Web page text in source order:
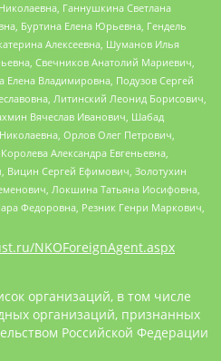
Ганнушкина Светлана
Буртина Елена Юрьевна, Гендель
Алексеевна, Шуманов Илья
Свечников Анатолий Мариевич,
Владимировна, Подузов Сергей
Литинский Леонид Борисович,
Вячеслав Иванович, Шабад
Орлов Олег Петрович,
Александра Евгеньевна,
Вицин Сергей Ефимович, Золотухин
Локшина Татьяна Иосифовна,
Федоровна, Резник Генри Маркович,
NKOForeignAgent.aspx
организаций, в том числе
организаций, признанных
Российской Федерации